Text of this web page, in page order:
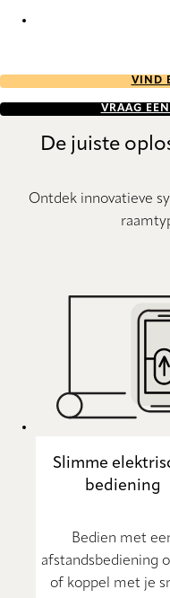
VIND
VRAAG
De juiste
Ontdek innovatieve
Slimme
bediening
Bedien met
afstandsbediening
of koppel met je